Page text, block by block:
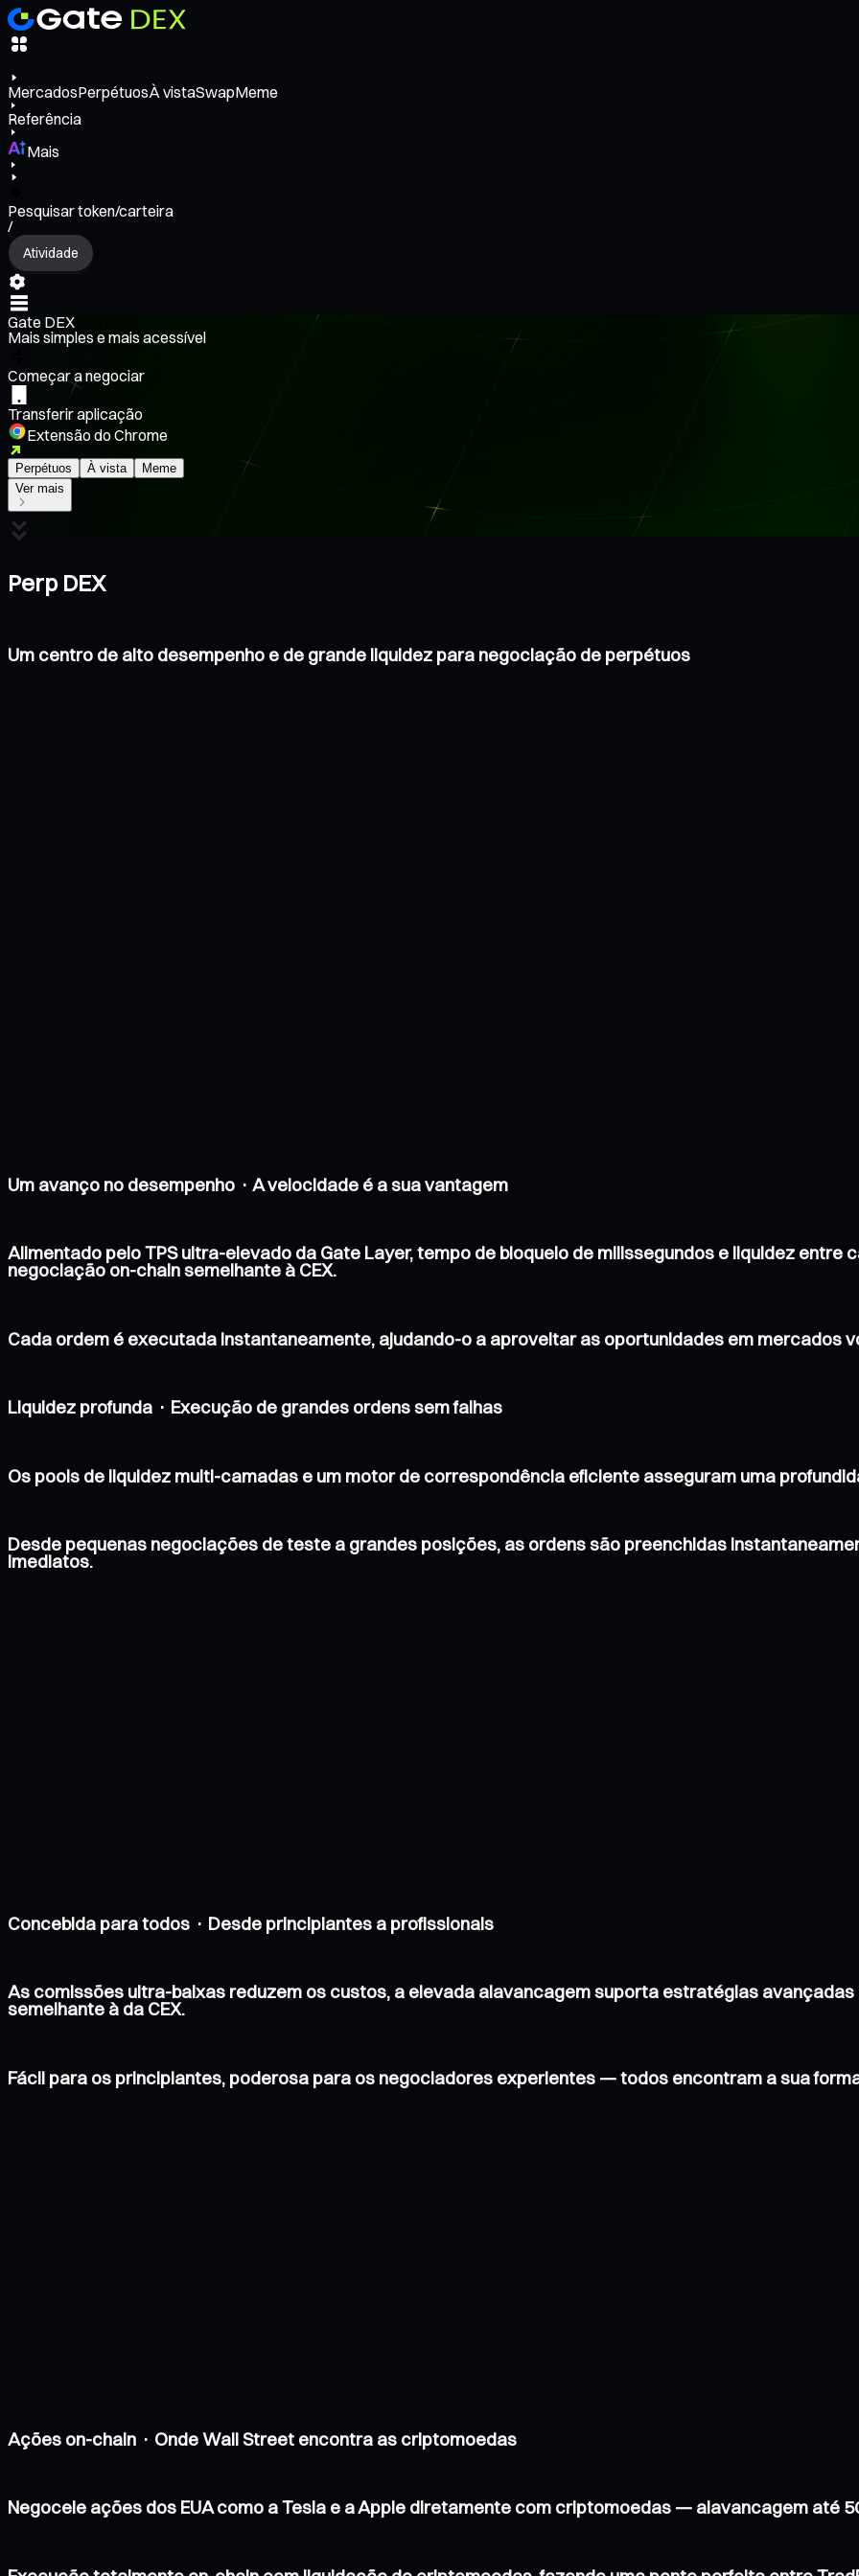
MercadosPerpétuosÀ vistaSwapMeme
Referência
Mais
Pesquisar token/carteira
/
Atividade
Gate DEX
Mais simples e mais acessível
Começar a negociar
Transferir aplicação
Extensão do Chrome
Perpétuos À vista
Meme
Ver mais
Perp DEX
Um centro de alto desempenho e de grande liquidez para negociação de perpétuos
Um avanço no desempenho · A velocidade é a sua vantagem
Alimentado pelo TPS ultra-elevado da Gate Layer, tempo de bloqueio de milissegundos e liquidez
negociação on-chain semelhante à CEX.
Cada ordem é executada instantaneamente, ajudando-o a aproveitar as oportunidades em mercados
Liquidez profunda · Execução de grandes ordens sem falhas
Os pools de liquidez multi-camadas e um motor de correspondência eficiente asseguram uma
Desde pequenas negociações de teste a grandes posições, as ordens são preenchidas
imediatos.
Concebida para todos · Desde principiantes a profissionais
As comissões ultra-baixas reduzem os custos, a elevada alavancagem suporta estratégias
semelhante à da CEX.
Fácil para os principiantes, poderosa para os negociadores experientes — todos encontram a sua
Ações on-chain · Onde Wall Street encontra as criptomoedas
Negoceie ações dos EUA como a Tesla e a Apple diretamente com criptomoedas — alavancagem até